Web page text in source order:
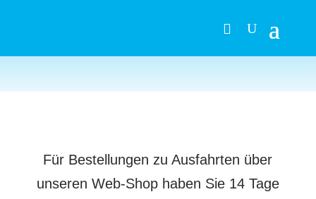
Für Bestellungen zu Ausfahrten über
unseren Web-Shop haben Sie 14 Tage